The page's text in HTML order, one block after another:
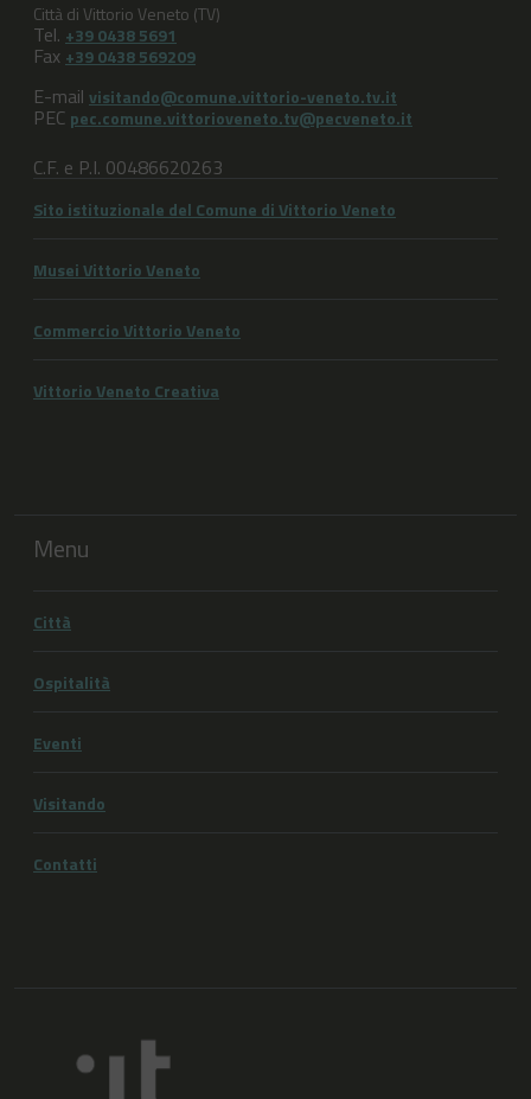
Città di Vittorio Veneto (TV)
Tel. +39 0438 5691
Fax +39 0438 569209
E-mail visitando@comune.vittorio-veneto.tv.it
PEC pec.comune.vittorioveneto.tv@pecveneto.it
C.F. e P.I. 00486620263
Sito istituzionale del Comune di Vittorio Veneto
Musei Vittorio Veneto
Commercio Vittorio Veneto
Vittorio Veneto Creativa
Menu
Città
Ospitalità
Eventi
Visitando
Contatti